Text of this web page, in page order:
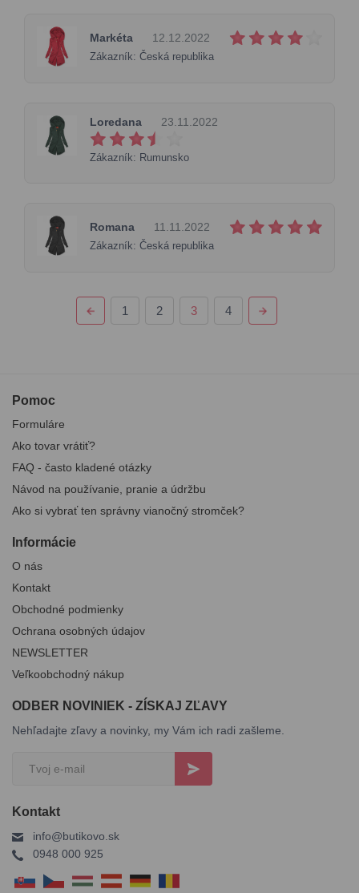
Markéta 12.12.2022
Zákazník: Česká republika
Loredana 23.11.2022
Zákazník: Rumunsko
Romana 11.11.2022
Zákazník: Česká republika
1 2 3 4
Pomoc
Formuláre
Ako tovar vrátiť?
FAQ - často kladené otázky
Návod na používanie, pranie a údržbu
Ako si vybrať ten správny vianočný stromček?
Informácie
O nás
Kontakt
Obchodné podmienky
Ochrana osobných údajov
NEWSLETTER
Veľkoobchodný nákup
ODBER NOVINIEK - ZÍSKAJ ZĽAVY
Nehľadajte zľavy a novinky, my Vám ich radi zašleme.
Kontakt
info@butikovo.sk
0948 000 925